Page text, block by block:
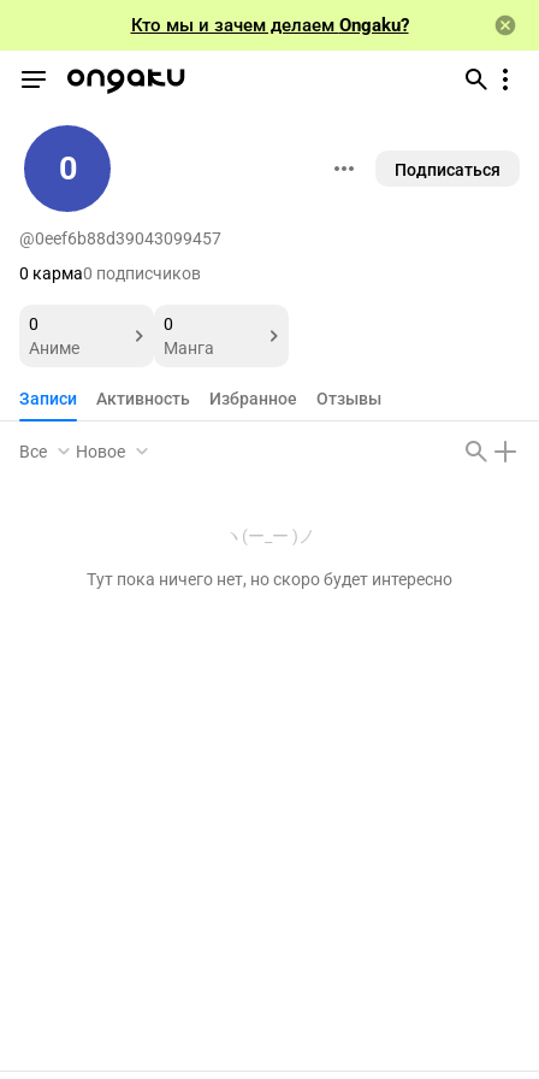
Кто мы и зачем делаем Ongaku?
0 Подписаться
@0eef6b88d39043099457
0 карма0 подписчиков
0
Аниме
0
Манга
Записи Активность Избранное Отзывы
Все Новое
ヽ(ー_ー )ノ
Тут пока ничего нет, но скоро будет интересно